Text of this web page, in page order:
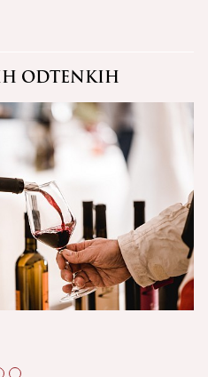
ODTENKIH